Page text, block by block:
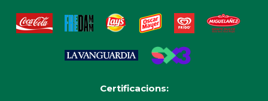
Certificacions: